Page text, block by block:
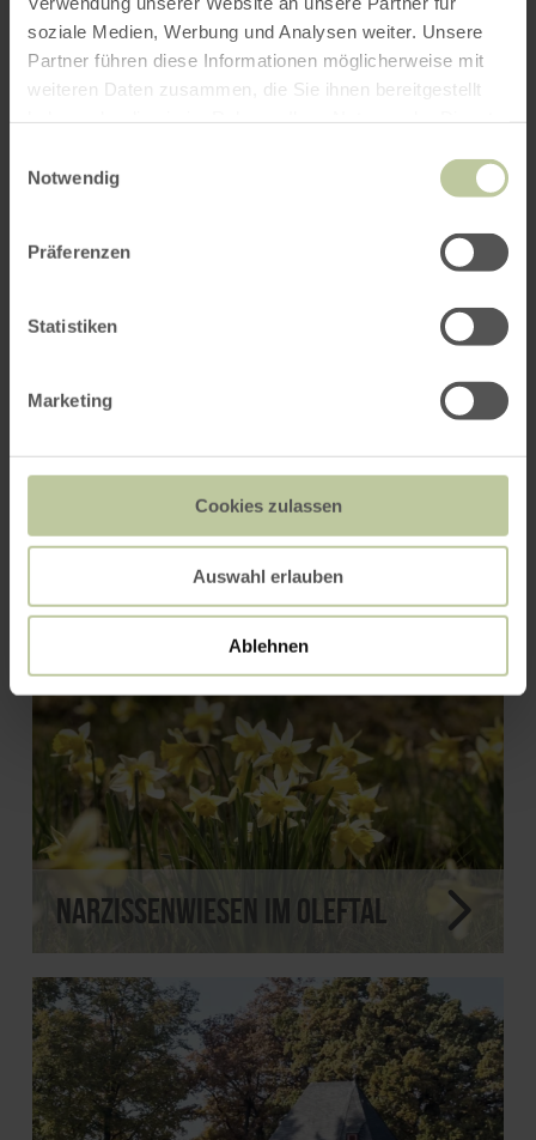
soziale Medien, Werbung und Analysen weiter. Unsere
Partner führen diese Informationen möglicherweise mit
weiteren Daten zusammen, die Sie ihnen bereitgestellt
Notwendig
Präferenzen
Statistiken
Marketing
Cookies zulassen
Auswahl erlauben
Ablehnen
interessieren
Schleiden
Narzissenwiesen im Oleftal